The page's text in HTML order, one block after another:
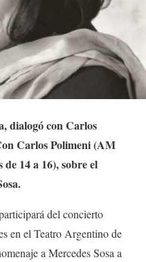
dialogó con Carlos
Carlos Polimeni (AM
14 a 16), sobre el
del concierto
en el Teatro Argentino de
a Mercedes Sosa a